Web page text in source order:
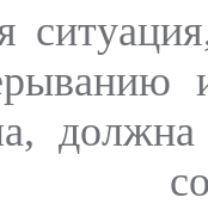
должна